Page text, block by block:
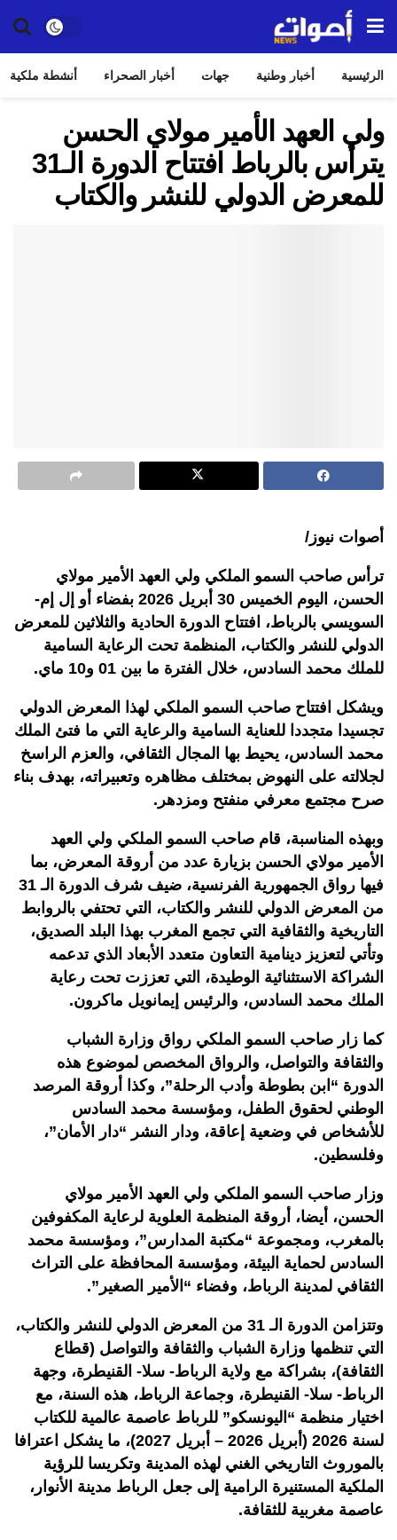
الرئيسية أخبار وطنية جهات أخبار الصحراء أنشطة ملكية
ولي العهد الأمير مولاي الحسن
يترأس بالرباط افتتاح الدورة الـ31
للمعرض الدولي للنشر والكتاب
أصوات نيوز/
ترأس صاحب السمو الملكي ولي العهد الأمير مولاي
الحسن، اليوم الخميس 30 أبريل 2026 بفضاء أو إل إم-
السويسي بالرباط، افتتاح الدورة الحادية والثلاثين للمعرض
الدولي للنشر والكتاب، المنظمة تحت الرعاية السامية
للملك محمد السادس، خلال الفترة ما بين 01 و10 ماي
.
ويشكل افتتاح صاحب السمو الملكي لهذا المعرض الدولي
تجسيدا متجددا للعناية السامية والرعاية التي ما فتئ الملك
محمد السادس، يحيط بها المجال الثقافي، والعزم الراسخ
لجلالته على النهوض بمختلف مظاهره وتعبيراته، بهدف بناء
صرح مجتمع معرفي منفتح ومزدهر .
وبهذه المناسبة، قام صاحب السمو الملكي ولي العهد
الأمير مولاي الحسن بزيارة عدد من أروقة المعرض، بما
فيها رواق الجمهورية الفرنسية، ضيف شرف الدورة الـ 31
من المعرض الدولي للنشر والكتاب، التي تحتفي بالروابط
التاريخية والثقافية التي تجمع المغرب بهذا البلد الصديق،
وتأتي لتعزيز دينامية التعاون متعدد الأبعاد الذي تدعمه
الشراكة الاستثنائية الوطيدة، التي تعززت تحت رعاية
الملك محمد السادس، والرئيس إيمانويل ماكرون.
كما زار صاحب السمو الملكي رواق وزارة الشباب
والثقافة والتواصل، والرواق المخصص لموضوع هذه
الدورة “ابن بطوطة وأدب الرحلة”، وكذا أروقة المرصد
الوطني لحقوق الطفل، ومؤسسة محمد السادس
للأشخاص في وضعية إعاقة، ودار النشر “دار الأمان”،
وفلسطين.
وزار صاحب السمو الملكي ولي العهد الأمير مولاي
الحسن، أيضا، أروقة المنظمة العلوية لرعاية المكفوفين
بالمغرب، ومجموعة “مكتبة المدارس”، ومؤسسة محمد
السادس لحماية البيئة، ومؤسسة المحافظة على التراث
الثقافي لمدينة الرباط، وفضاء “الأمير الصغير ”.
وتتزامن الدورة الـ 31 من المعرض الدولي للنشر والكتاب،
التي تنظمها وزارة الشباب والثقافة والتواصل (قطاع
الثقافة)، بشراكة مع ولاية الرباط- سلا- القنيطرة، وجهة
الرباط- سلا- القنيطرة، وجماعة الرباط، هذه السنة، مع
اختيار منظمة “اليونسكو” للرباط عاصمة عالمية للكتاب
لسنة 2026 (أبريل 2026 – أبريل 2027)، ما يشكل اعترافا
بالموروث التاريخي الغني لهذه المدينة وتكريسا للرؤية
الملكية المستنيرة الرامية إلى جعل الرباط مدينة الأنوار،
عاصمة مغربية للثقافة.